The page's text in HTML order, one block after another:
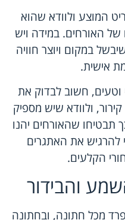
המוצע ולוודא שהוא
של האורחים. במידה ויש
במקום ויוצר חוויה
אישית.
וטעים, חשוב לבדוק את
ולוודא שיש מספיק
שהאורחים יהנו
להרגיש את האתגרים
הקלעים.
והבידור
מכל חתונה, ובחתונה